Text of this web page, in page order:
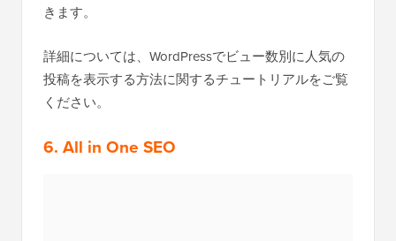
きます。
詳細については、WordPressでビュー数別に人気の
投稿を表示する方法に関するチュートリアルをご覧
ください。
6. All in One SEO